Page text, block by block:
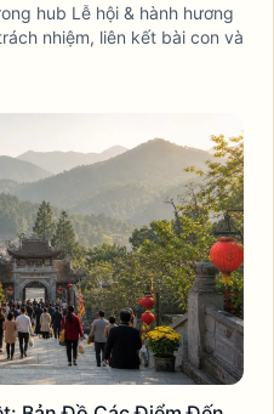
hub Lễ hội & hành hương
nhiệm, liên kết bài con và